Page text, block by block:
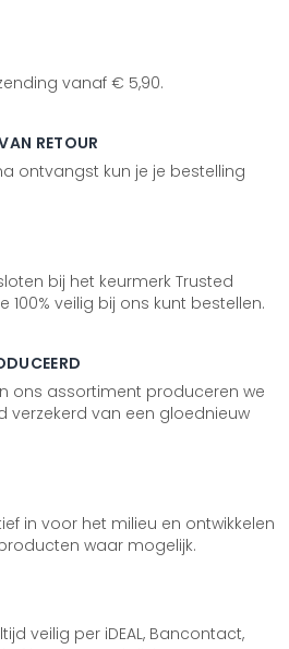
vanaf € 5,90.
RETOUR
ontvangst kun je je bestelling
bij het keurmerk Trusted
100% veilig bij ons kunt bestellen.
ons assortiment produceren we
verzekerd van een gloednieuw
in voor het milieu en ontwikkelen
waar mogelijk.
veilig per iDEAL, Bancontact,